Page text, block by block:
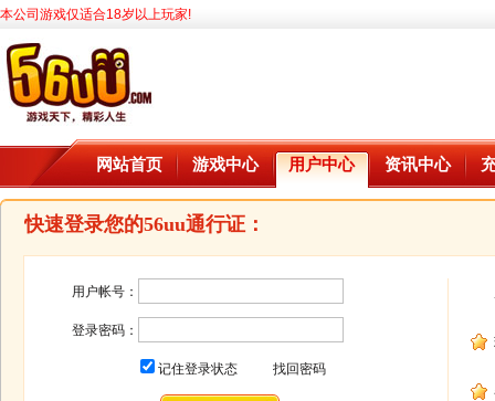
本公司游戏仅适合18岁以上玩家!
网站首页 游戏中心 用户中心 资讯中心
快速登录您的56uu通行证：
用户帐号：
登录密码：
记住登录状态 找回密码